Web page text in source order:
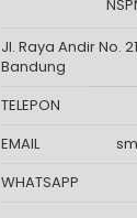
Jl. Raya Andir No.
Bandung
TELEPON
EMAIL
WHATSAPP